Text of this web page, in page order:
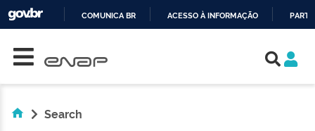
COMUNICA BR ACESSO À INFORMAÇÃO
Search